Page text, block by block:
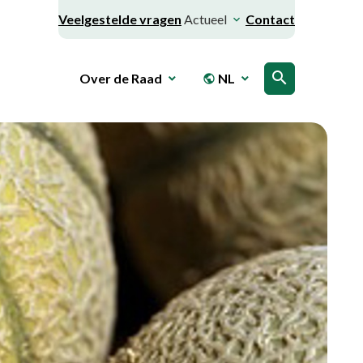
Veelgestelde vragen Actueel Contact
Over de Raad public NL search